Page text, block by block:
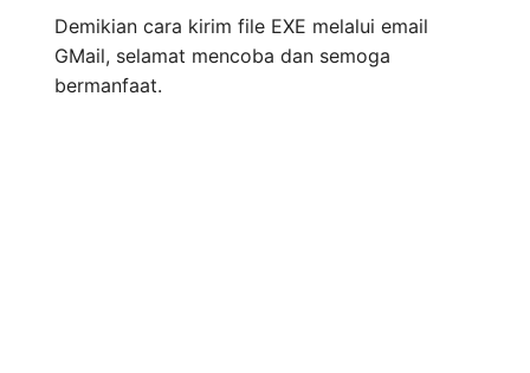
Demikian cara kirim file EXE melalui email
GMail, selamat mencoba dan semoga
bermanfaat.